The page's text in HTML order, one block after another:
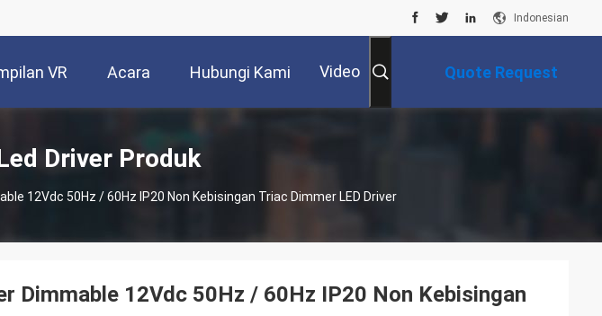
Indonesian
VR Acara Hubungi Kami Video Quote Request
Driver Produk
12Vdc 50Hz / 60Hz IP20 Non Kebisingan Triac Dimmer LED Driver
Dimmable 12Vdc 50Hz / 60Hz IP20 Non Kebisingan